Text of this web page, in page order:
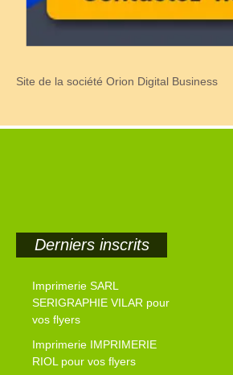
Site de la société Orion Digital Business
Derniers inscrits
Imprimerie SARL
SERIGRAPHIE VILAR pour
vos flyers
Imprimerie IMPRIMERIE
RIOL pour vos flyers